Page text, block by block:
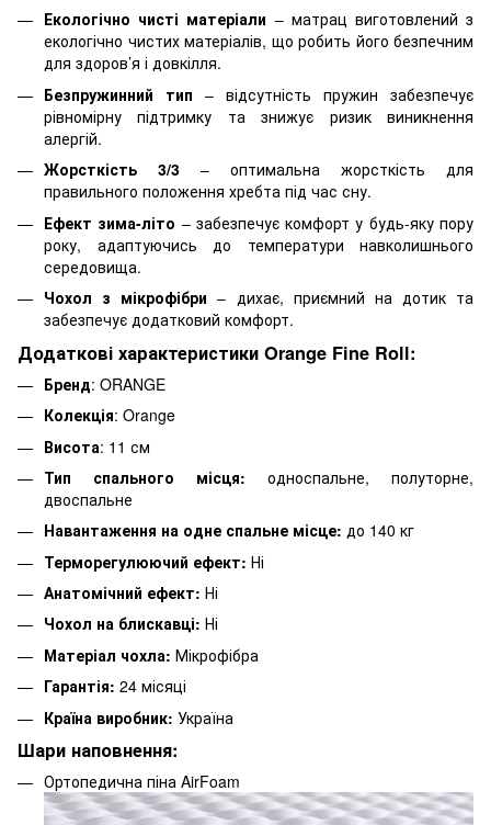
Екологічно чисті матеріали – матрац виготовлений з
екологічно чистих матеріалів, що робить його безпечним
для здоров’я і довкілля.
Безпружинний тип – відсутність пружин забезпечує
рівномірну підтримку та знижує ризик виникнення
алергій.
Жорсткість 3/3 – оптимальна жорсткість для
правильного положення хребта під час сну.
Ефект зима-літо – забезпечує комфорт у будь-яку пору
року, адаптуючись до температури навколишнього
середовища.
Чохол з мікрофібри – дихає, приємний на дотик та
забезпечує додатковий комфорт.
Додаткові характеристики Orange Fine Roll:
Бренд: ORANGE
Колекція: Orange
Висота: 11 см
Тип спального місця: односпальне, полуторне,
двоспальне
Навантаження на одне спальне місце: до 140 кг
Терморегулюючий ефект: Ні
Анатомічний ефект: Ні
Чохол на блискавці: Ні
Матеріал чохла: Мікрофібра
Гарантія: 24 місяці
Країна виробник: Україна
Шари наповнення:
Ортопедична піна AirFoam